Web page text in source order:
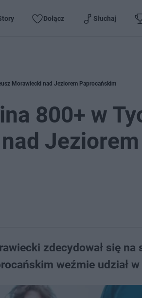
Dołącz Słuchaj
Morawiecki nad Jeziorem Paprocańskim
800+ w
zdecydował się
weźmie udział